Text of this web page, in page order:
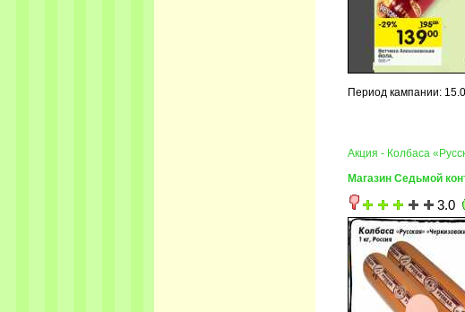
Период кампании:
Акция - Колбаса
Магазин Седьмой
3.0